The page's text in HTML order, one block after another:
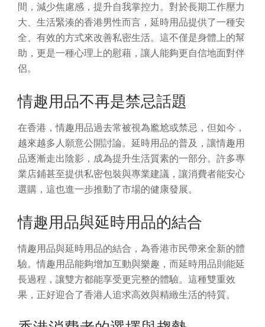
間，減少焦慮感，提升自我掌控力。對於長期工作壓力
大、生活緊湊的香港男性而言，延時用品提供了一種安
全、有效的方式來改善私密生活。這不僅是身體上的幫
助，更是一種心理上的慰藉，讓人能夠更自信地面對伴
侶。
情趣用品不再是禁忌話題
在香港，情趣用品過去常被視為尷尬或禁忌，但如今，
越來越多人願意公開討論。延時用品的普及，讓情趣用
品逐漸走出陰影，成為提升生活質素的一部分。許多專
業店鋪甚至提供私密包裝與專業建議，讓消費者能安心
選購，這也進一步推動了市場的健康發展。
情趣用品與延時用品的結合
情趣用品與延時用品的結合，為香港市民帶來全新的體
驗。情趣用品能夠增加互動與樂趣，而延時用品則能延
長過程，讓雙方都能享受更完整的體驗。這種雙重效
果，正好迎合了香港人追求高效與精緻生活的特質。